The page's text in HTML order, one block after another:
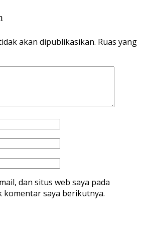
akan dipublikasikan. Ruas yang
dan situs web saya pada
saya berikutnya.